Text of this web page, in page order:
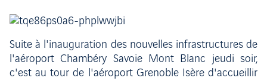
Suite à l'inauguration des nouvelles infrastructures de
l'aéroport Chambéry Savoie Mont Blanc jeudi soir,
c'est au tour de l'aéroport Grenoble Isère d'accueillir